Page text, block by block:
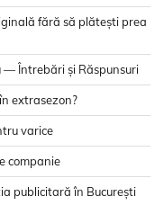
fără să plătești prea
— Întrebări și Răspunsuri
extrasezon?
varice
companie
publicitară în București